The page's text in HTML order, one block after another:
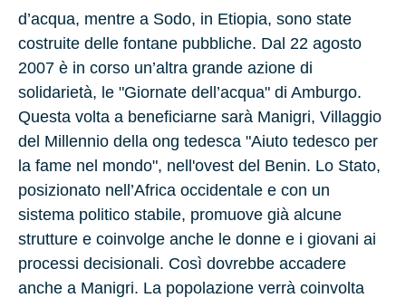
d’acqua, mentre a Sodo, in Etiopia, sono state
costruite delle fontane pubbliche. Dal 22 agosto
2007 è in corso un’altra grande azione di
solidarietà, le "Giornate dell’acqua" di Amburgo.
Questa volta a beneficiarne sarà Manigri, Villaggio
del Millennio della ong tedesca "Aiuto tedesco per
la fame nel mondo", nell'ovest del Benin. Lo Stato,
posizionato nell’Africa occidentale e con un
sistema politico stabile, promuove già alcune
strutture e coinvolge anche le donne e i giovani ai
processi decisionali. Così dovrebbe accadere
anche a Manigri. La popolazione verrà coinvolta